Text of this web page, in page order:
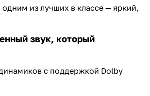
одним из лучших в классе — яркий,
звук, который
с поддержкой Dolby